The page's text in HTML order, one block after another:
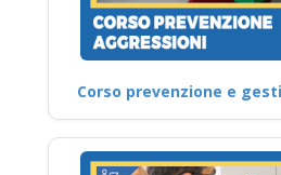
Corso prevenzione e